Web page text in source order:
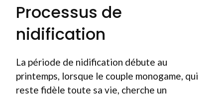
Processus de
nidification
La période de nidification débute au
printemps, lorsque le couple monogame, qui
reste fidèle toute sa vie, cherche un